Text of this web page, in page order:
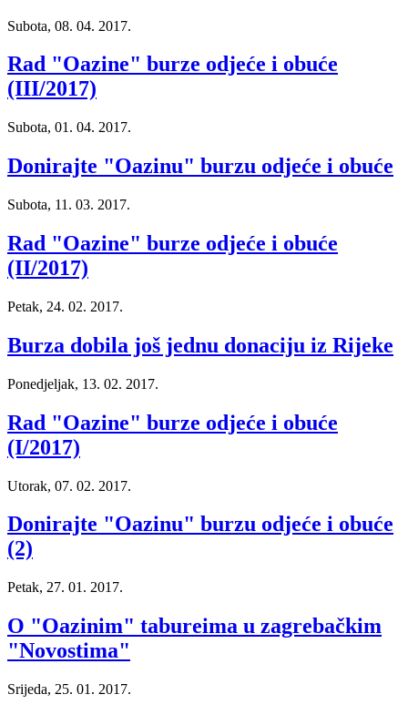
Subota, 08. 04. 2017.
Rad "Oazine" burze odjeće i obuće
(III/2017)
Subota, 01. 04. 2017.
Donirajte "Oazinu" burzu odjeće i obuće
Subota, 11. 03. 2017.
Rad "Oazine" burze odjeće i obuće
(II/2017)
Petak, 24. 02. 2017.
Burza dobila još jednu donaciju iz Rijeke
Ponedjeljak, 13. 02. 2017.
Rad "Oazine" burze odjeće i obuće
(I/2017)
Utorak, 07. 02. 2017.
Donirajte "Oazinu" burzu odjeće i obuće
(2)
Petak, 27. 01. 2017.
O "Oazinim" tabureima u zagrebačkim
"Novostima"
Srijeda, 25. 01. 2017.